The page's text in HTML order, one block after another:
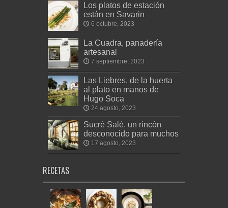
Los platos de estación
están en Savarin
6 octubre, 2023
La Cuadra, panadería
artesanal
7 septiembre, 2023
Las Liebres, de la huerta
al plato en manos de
Hugo Soca
24 agosto, 2023
Sucré Salé, un rincón
desconocido para muchos
17 agosto, 2023
RECETAS